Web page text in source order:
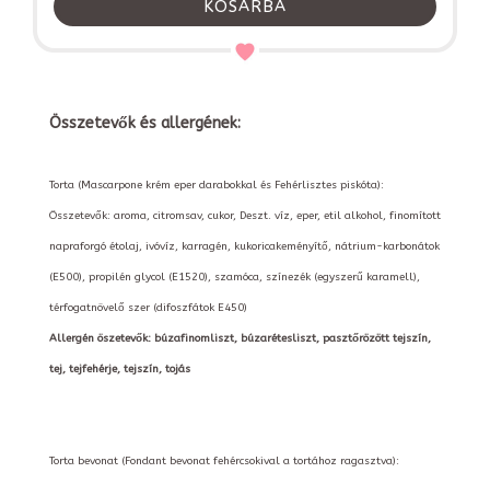
KOSÁRBA
Összetevők és allergének:
Torta (Mascarpone krém eper darabokkal és Fehérlisztes piskóta):
Összetevők: aroma, citromsav, cukor, Deszt. víz, eper, etil alkohol, finomított
napraforgó étolaj, ivóvíz, karragén, kukoricakeményítő, nátrium-karbonátok
(E500), propilén glycol (E1520), szamóca, színezék (egyszerű karamell),
térfogatnövelő szer (difoszfátok E450)
Allergén öszetevők: búzafinomliszt, búzarétesliszt, pasztőrözött tejszín,
tej, tejfehérje, tejszín, tojás
Torta bevonat (Fondant bevonat fehércsokival a tortához ragasztva):